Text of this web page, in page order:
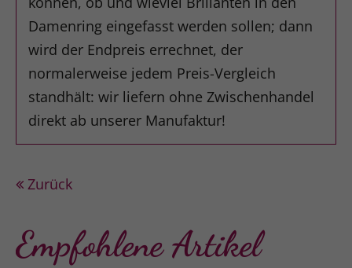
Damenring eingefasst werden sollen; dann
wird der Endpreis errechnet, der
normalerweise jedem Preis-Vergleich
standhält: wir liefern ohne Zwischenhandel
direkt ab unserer Manufaktur!
Zurück
Empfohlene Artikel